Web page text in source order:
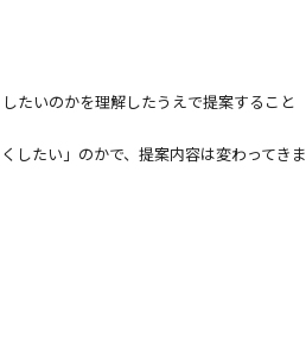
たいのかを理解したうえで提案すること
したい」のかで、提案内容は変わってきま